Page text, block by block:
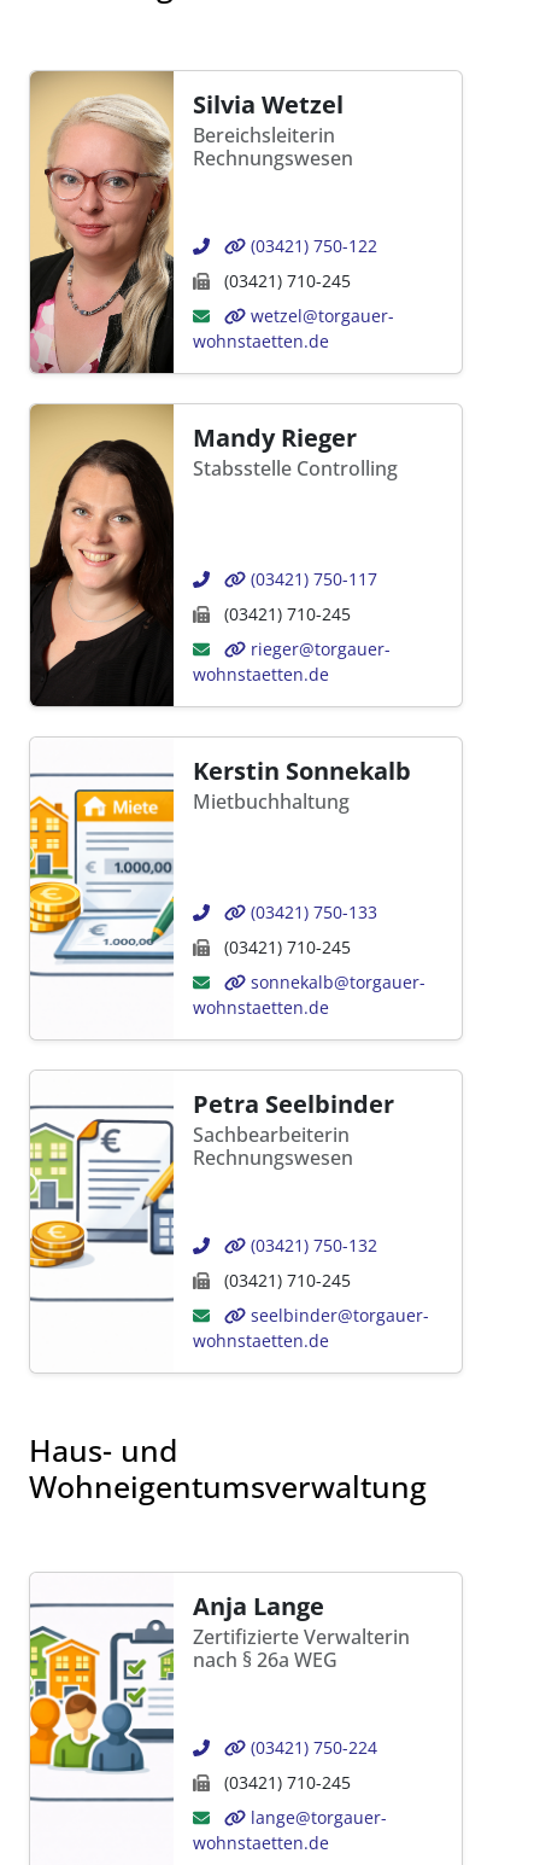
Silvia Wetzel
Bereichsleiterin
Rechnungswesen
(03421) 750-122
(03421) 710-245
wetzel@torgauer-
wohnstaetten.de
Mandy Rieger
Stabsstelle Controlling
(03421) 750-117
(03421) 710-245
rieger@torgauer-
wohnstaetten.de
Kerstin Sonnekalb
Mietbuchhaltung
(03421) 750-133
(03421) 710-245
sonnekalb@torgauer-
wohnstaetten.de
Petra Seelbinder
Sachbearbeiterin
Rechnungswesen
(03421) 750-132
(03421) 710-245
seelbinder@torgauer-
wohnstaetten.de
Haus- und
Wohneigentumsverwaltung
Anja Lange
Zertifizierte Verwalterin
nach § 26a WEG
(03421) 750-224
(03421) 710-245
lange@torgauer-
wohnstaetten.de